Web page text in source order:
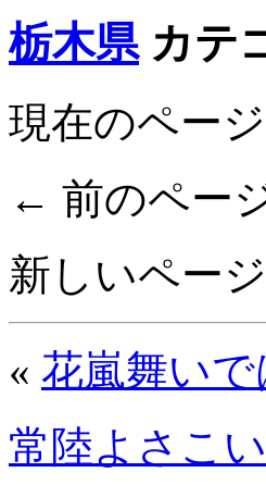
栃木県カテ
現在のページ
← 前のペー
新しいペー
« 花嵐舞いで
常陸よさこ